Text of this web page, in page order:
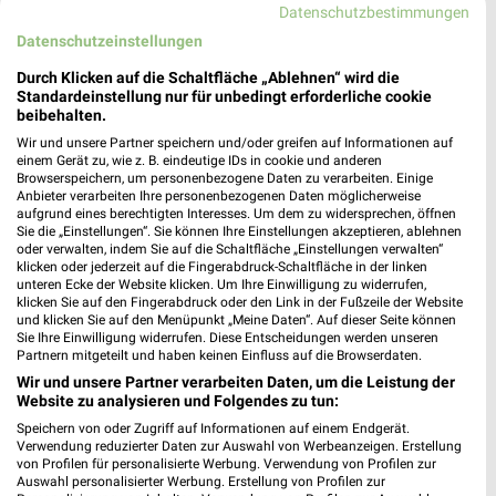
Jetzt alle "Angebote für den Camping-Urlaub" Themen
entdecken!
MEHR PROSPEKTE
weekli - Prospekte & Angebote App
Alle OBI Angebote immer griffbereit – mit der kostenlosen
Datenschutzbestimmungen
Datenschutzeinstellungen
Durch Klicken auf die Schaltfläche „Ablehnen“ wird die
Standardeinstellung nur für unbedingt erforderliche cookie
beibehalten.
Wir und unsere Partner speichern und/oder greifen auf Informationen auf
einem Gerät zu, wie z. B. eindeutige IDs in cookie und anderen
Browserspeichern, um personenbezogene Daten zu verarbeiten. Einige
Anbieter verarbeiten Ihre personenbezogenen Daten möglicherweise
aufgrund eines berechtigten Interesses. Um dem zu widersprechen, öffnen
Sie die „Einstellungen“. Sie können Ihre Einstellungen akzeptieren, ablehnen
oder verwalten, indem Sie auf die Schaltfläche „Einstellungen verwalten“
klicken oder jederzeit auf die Fingerabdruck-Schaltfläche in der linken
unteren Ecke der Website klicken. Um Ihre Einwilligung zu widerrufen,
klicken Sie auf den Fingerabdruck oder den Link in der Fußzeile der Website
und klicken Sie auf den Menüpunkt „Meine Daten“. Auf dieser Seite können
Sie Ihre Einwilligung widerrufen. Diese Entscheidungen werden unseren
Partnern mitgeteilt und haben keinen Einfluss auf die Browserdaten.
Wir und unsere Partner verarbeiten Daten, um die Leistung der
Website zu analysieren und Folgendes zu tun:
Speichern von oder Zugriff auf Informationen auf einem Endgerät.
Verwendung reduzierter Daten zur Auswahl von Werbeanzeigen. Erstellung
von Profilen für personalisierte Werbung. Verwendung von Profilen zur
Auswahl personalisierter Werbung. Erstellung von Profilen zur